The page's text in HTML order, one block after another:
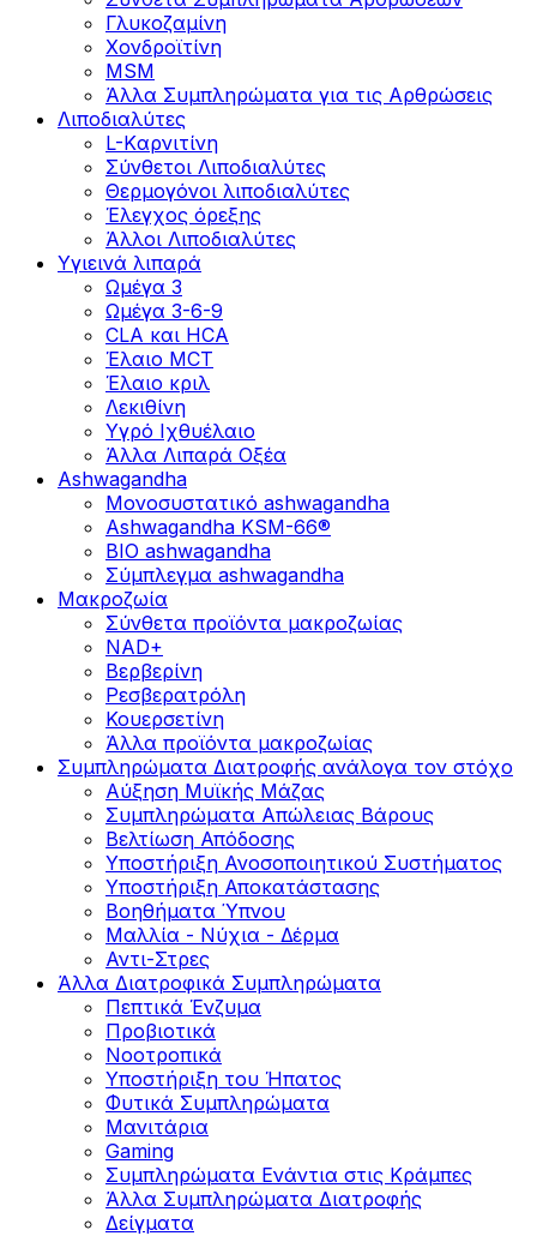
Γλυκοζαμίνη
Χονδροϊτίνη
MSM
Άλλα Συμπληρώματα για τις Αρθρώσεις
Λιποδιαλύτες
L-Kαρνιτίνη
Σύνθετοι Λιποδιαλύτες
Θερμογόνοι λιποδιαλύτες
Έλεγχος όρεξης
Άλλοι Λιποδιαλύτες
Υγιεινά λιπαρά
Ωμέγα 3
Ωμέγα 3-6-9
CLA και HCA
Έλαιο MCT
Έλαιο κριλ
Λεκιθίνη
Υγρό Ιχθυέλαιο
Άλλα Λιπαρά Οξέα
Ashwagandha
Μονοσυστατικό ashwagandha
Ashwagandha KSM-66®
BIO ashwagandha
Σύμπλεγμα ashwagandha
Μακροζωία
Σύνθετα προϊόντα μακροζωίας
NAD+
Βερβερίνη
Ρεσβερατρόλη
Κουερσετίνη
Άλλα προϊόντα μακροζωίας
Συμπληρώματα Διατροφής ανάλογα τον στόχο
Αύξηση Μυϊκής Μάζας
Συμπληρώματα Aπώλειας Βάρους
Βελτίωση Απόδοσης
Υποστήριξη Ανοσοποιητικού Συστήματος
Yποστήριξη Αποκατάστασης
Βοηθήματα Ύπνου
Μαλλία - Νύχια - Δέρμα
Αντι-Στρες
Άλλα Διατροφικά Συμπληρώματα
Πεπτικά Ένζυμα
Προβιοτικά
Νοοτροπικά
Υποστήριξη του Ήπατος
Φυτικά Συμπληρώματα
Μανιτάρια
Gaming
Συμπληρώματα Ενάντια στις Κράμπες
Άλλα Συμπληρώματα Διατροφής
Δείγματα